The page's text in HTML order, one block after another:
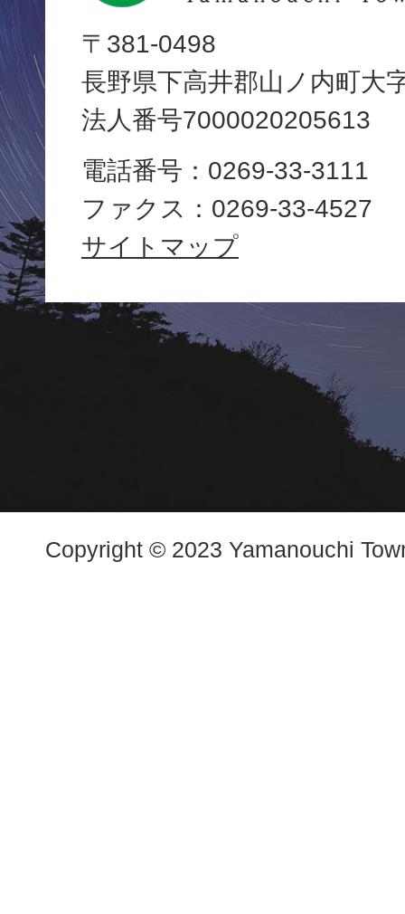
内
町
役
場
Yamanouchi
Town
〒381-0498
長野県下高井郡山ノ内町大
法人番号7000020205613
電話番号：0269-33-3111
ファクス：0269-33-4527
サイトマップ
Copyright © 2023 Yamanouchi